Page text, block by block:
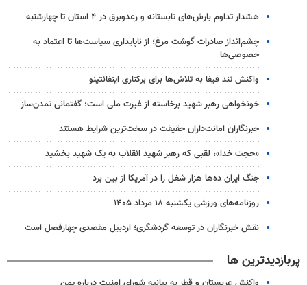
هشدار تداوم بارش‌های تابستانه و رعدوبرق در ۴ استان تا چهارشنبه
چشم‌انداز صادرات گوشت مرغ؛ از ناپایداری سیاست‌ها تا اعتماد به
خصوصی‌ها
واکنش تند فیفا به تلاش‌ها برای برکناری اینفانتینو
خونخواهی رهبر شهید برخاسته از غیرت ملی است؛ گفتمانی تمدن‌ساز
خبرنگاران امانت‌داران حقیقت در سخت‌ترین شرایط هستند
«حجت خدا»، لقبی که رهبر شهید انقلاب به یک شهید بخشید
جنگ ایران ده‌ها هزار شغل را در آمریکا از بین برد
روزنامه‌های ورزشی یکشنبه ۱۸ مرداد ۱۴۰۵
نقش خبرنگاران در توسعه گردشگری؛ اردبیل مقصدی چهارفصل است
پربازدیدترین ها